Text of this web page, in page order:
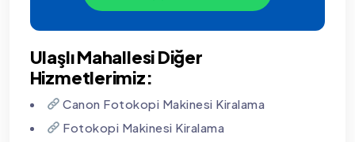
Ulaşlı Mahallesi Diğer
Hizmetlerimiz:
Canon Fotokopi Makinesi Kiralama
Fotokopi Makinesi Kiralama